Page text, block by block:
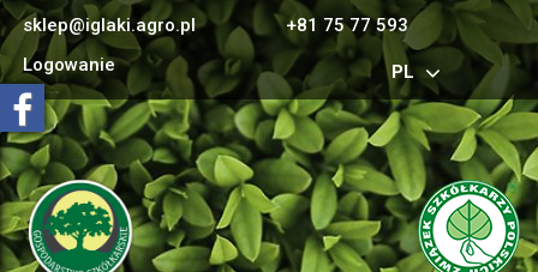
sklep@iglaki.agro.pl
+81 75 77 593
Logowanie
PL